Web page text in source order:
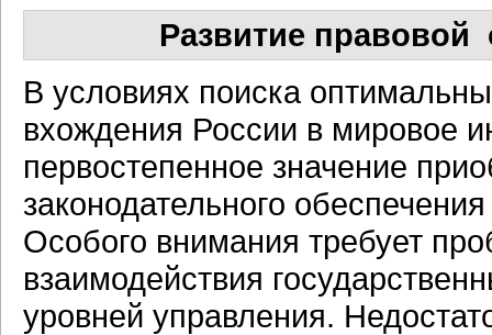
Развитие
В условиях поиска
вхождения России в мировое
первостепенное значение
законодательного
Особого внимания требует
взаимодействия
уровней управления.